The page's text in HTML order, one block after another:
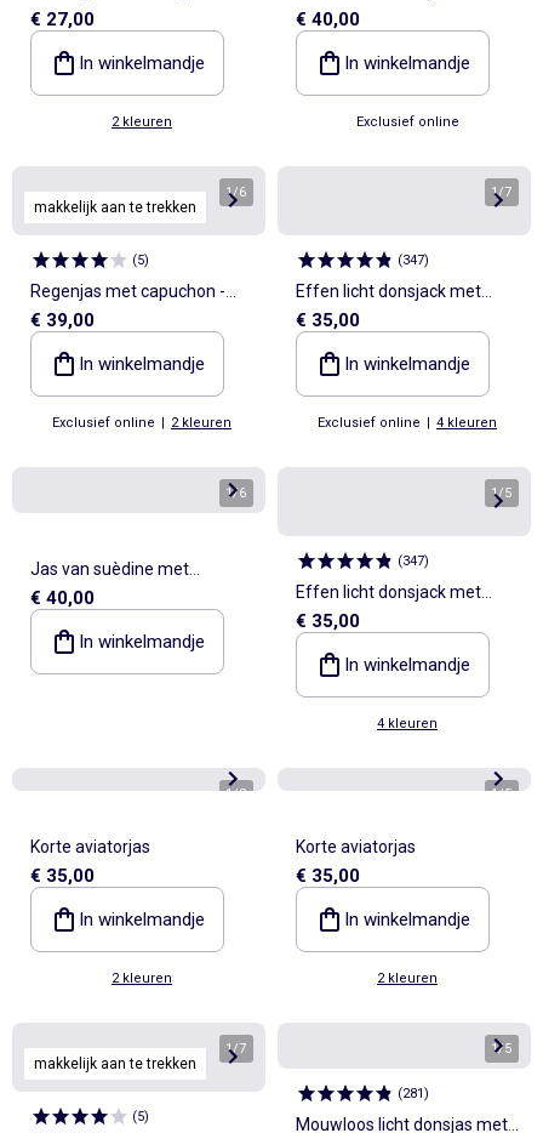
ritssluiting
€ 27,00
In winkelmandje
2 kleuren
capuchon
€ 40,00
In winkelmandje
Exclusief online
makkelijk aan te trekken
1/6
(5)
Regenjas met capuchon -
collectie gemakkelijk aan te
trekken
€ 39,00
In winkelmandje
Exclusief online | 2 kleuren
1/7
(347)
Effen licht donsjack met
lange mouw en opstaande
kraag
€ 35,00
In winkelmandje
Exclusief online | 4 kleuren
1/6
Jas van suèdine met
opgestikte zakken
€ 40,00
In winkelmandje
1/5
(347)
Effen licht donsjack met
lange mouw en opstaande
kraag
€ 35,00
In winkelmandje
4 kleuren
1/8
Korte aviatorjas
€ 35,00
In winkelmandje
2 kleuren
1/5
Korte aviatorjas
€ 35,00
In winkelmandje
2 kleuren
makkelijk aan te trekken
1/7
(5)
1/5
(281)
Mouwloos licht donsjas met